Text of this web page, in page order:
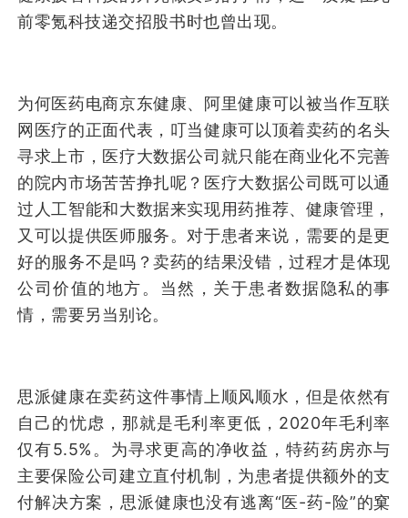
前零氪科技递交招股书时也曾出现。
为何医药电商京东健康、阿里健康可以被当作互联
网医疗的正面代表，叮当健康可以顶着卖药的名头
寻求上市，医疗大数据公司就只能在商业化不完善
的院内市场苦苦挣扎呢？医疗大数据公司既可以通
过人工智能和大数据来实现用药推荐、健康管理，
又可以提供医师服务。对于患者来说，需要的是更
好的服务不是吗？卖药的结果没错，过程才是体现
公司价值的地方。当然，关于患者数据隐私的事
情，需要另当别论。
思派健康在卖药这件事情上顺风顺水，但是依然有
自己的忧虑，那就是毛利率更低，2020年毛利率
仅有5.5%。为寻求更高的净收益，特药药房亦与
主要保险公司建立直付机制，为患者提供额外的支
付解决方案，思派健康也没有逃离“医-药-险”的窠